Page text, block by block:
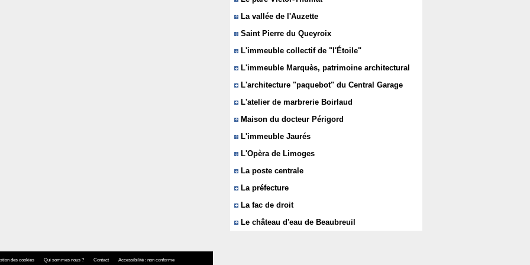
La vallée de l'Auzette
Saint Pierre du Queyroix
L'immeuble collectif de "l'Étoile"
L'immeuble Marquès, patrimoine architectural
L'architecture "paquebot" du Central Garage
L'atelier de marbrerie Boirlaud
Maison du docteur Périgord
L'immeuble Jaurés
L'Opèra de Limoges
La poste centrale
La préfecture
La fac de droit
Le château d'eau de Beaubreuil
des cookies Qui sommes nous ? Contact Accessibilité : non conforme